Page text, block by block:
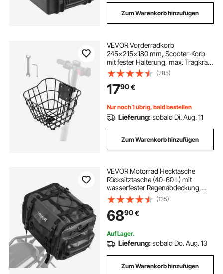
Zum Warenkorb hinzufügen
VEVOR Vorderradkorb
245x215x180 mm, Scooter-Korb
mit fester Halterung, max. Tragkraft
9 kg, Lenkerkorb aus massivem
Stahl,
Kinderfahrradkorb/Erwachsenenfa
hrradkorb/Knie-Elektroroller-
Zubehör
(285)
1790€
Nur noch 1 übrig, bald bestellen
Lieferung:sobald Di. Aug. 11
Zum Warenkorb hinzufügen
VEVOR Motorrad Hecktasche
Rücksitztasche (40-60 L) mit
wasserfester Regenabdeckung,
Motorrad-Gepäckaufbewahrung,
Gepäckträgertasche mit
Schultergurt & elastischer Kordel,
Motorradgepäck Schwarz
(135)
6890€
Auf Lager.
Lieferung:sobald Do. Aug. 13
Zum Warenkorb hinzufügen